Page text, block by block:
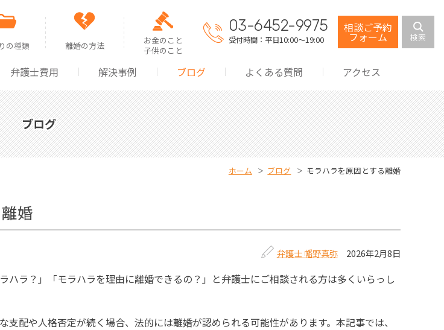
の種類
離婚を求められた
婚したい
判所から通知が来た
気をした・浮気をされた
婚協議書・公正証書を作成したい
離婚の方法
離婚の方法の選択
協議による離婚
調停による離婚
裁判による離婚
お金のこと
子供のこと
親権・監護権
財産分与
婚姻費用・養育費
慰謝料
弁護士費用 解決事例 ブログ よくある質問 アクセス
03-6452-9975
受付時間：平日10:00～19:00
相談ご予約
フォーム 検索
ブログ
ホーム ブログ
モラハラを原因とする離婚
婚
弁護士 幡野真弥 2026年2月8日
ハラ？」「モラハラを理由に離婚できるの？」と弁護士にご相談される方は多くいらっし
配や人格否定が続く場合、法的には離婚が認められる可能性があります。本記事では、